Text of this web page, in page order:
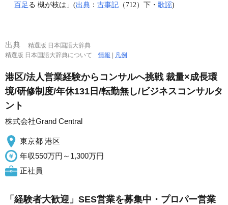
百足る 槻が枝は」(出典 ： 古事記 （712）下・ 歌謡)
出典
精選版 日本国語大辞典
精選版 日本国語大辞典について情報 凡例
港区/法人営業経験からコンサルへ挑戦 裁量×成長環
境/研修制度/年休131日/転勤無し/ビジネスコンサルタ
ント
株式会社Grand Central
東京都 港区
年収550万円～1,300万円
正社員
「経験者大歓迎」SES営業を募集中・プロパー営業